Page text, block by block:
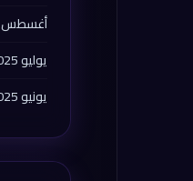
أغسطس 2025
يوليو 2025
يونيو 2025